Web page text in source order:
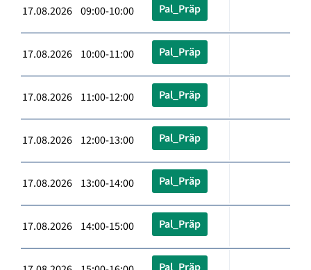
17.08.2026 09:00-10:00 Pal_Präp
17.08.2026 10:00-11:00 Pal_Präp
17.08.2026 11:00-12:00 Pal_Präp
17.08.2026 12:00-13:00 Pal_Präp
17.08.2026 13:00-14:00 Pal_Präp
17.08.2026 14:00-15:00 Pal_Präp